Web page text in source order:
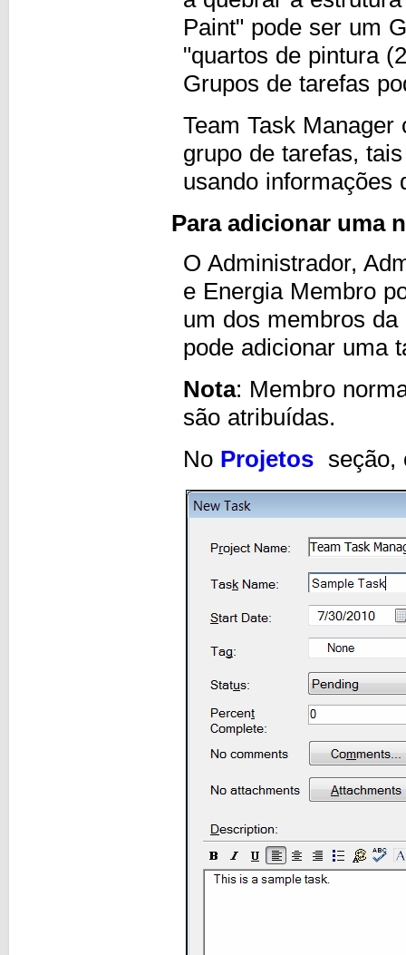
Paint" pode ser um
"quartos de pintura
Grupos de tarefas
Team Task
grupo de tarefas,
usando informações
Para adicionar uma
O Administrador,
e Energia Membro
um dos membros
pode adicionar uma
Nota: Membro
são atribuídas.
No Projetos seção,